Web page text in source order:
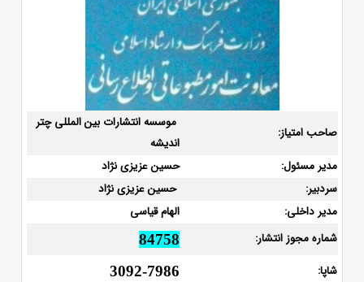
صاحب امتیاز:
موسسه انتشارات بین المللی چتر
اندیشه
مدیر مسئول:
حسین عزیزی نژاد
سردبیر:
حسین عزیزی نژاد
مدیر داخلی:
الهام قیاسی
شماره مجوز انتشار:
84758
شاپا:
3092-7986